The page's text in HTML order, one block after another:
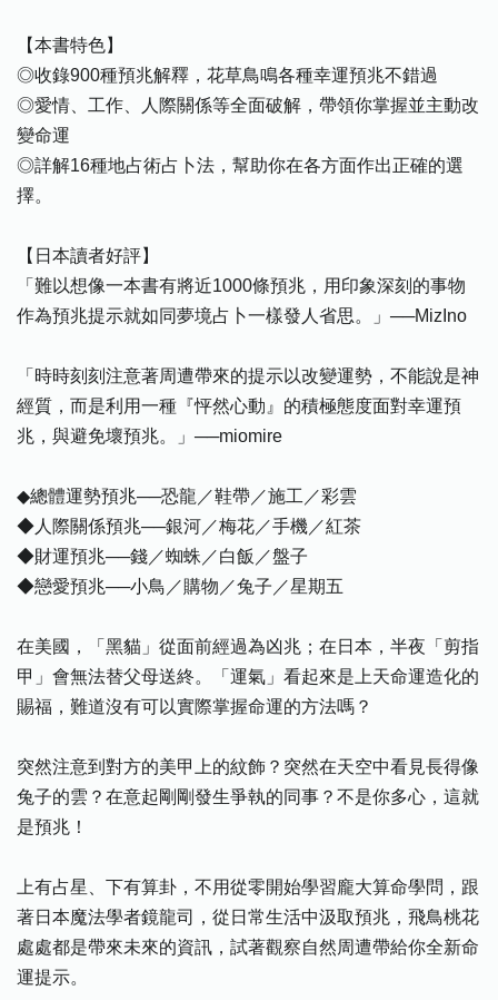
【本書特色】
◎收錄900種預兆解釋，花草鳥鳴各種幸運預兆不錯過
◎愛情、工作、人際關係等全面破解，帶領你掌握並主動改
變命運
◎詳解16種地占術占卜法，幫助你在各方面作出正確的選
擇。
【日本讀者好評】
「難以想像一本書有將近1000條預兆，用印象深刻的事物
作為預兆提示就如同夢境占卜一樣發人省思。」──MizIno
「時時刻刻注意著周遭帶來的提示以改變運勢，不能說是神
經質，而是利用一種『怦然心動』的積極態度面對幸運預
兆，與避免壞預兆。」──miomire
◆總體運勢預兆──恐龍／鞋帶／施工／彩雲
◆人際關係預兆──銀河／梅花／手機／紅茶
◆財運預兆──錢／蜘蛛／白飯／盤子
◆戀愛預兆──小鳥／購物／兔子／星期五
在美國，「黑貓」從面前經過為凶兆；在日本，半夜「剪指
甲」會無法替父母送終。「運氣」看起來是上天命運造化的
賜福，難道沒有可以實際掌握命運的方法嗎？
突然注意到對方的美甲上的紋飾？突然在天空中看見長得像
兔子的雲？在意起剛剛發生爭執的同事？不是你多心，這就
是預兆！
上有占星、下有算卦，不用從零開始學習龐大算命學問，跟
著日本魔法學者鏡龍司，從日常生活中汲取預兆，飛鳥桃花
處處都是帶來未來的資訊，試著觀察自然周遭帶給你全新命
運提示。